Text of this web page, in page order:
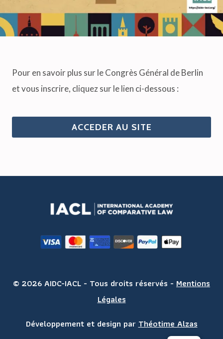
Pour en savoir plus sur le Congrès Général de Berlin
et vous inscrire, cliquez sur le lien ci-dessous :
ACCEDER AU SITE
© 2026 AIDC-IACL - Tous droits réservés - Mentions
Légales
Développement et design parThéotime Alzas